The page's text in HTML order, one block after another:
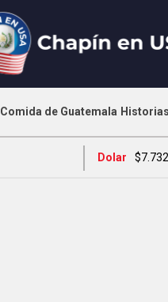
Comida de Guatemala
Dolar